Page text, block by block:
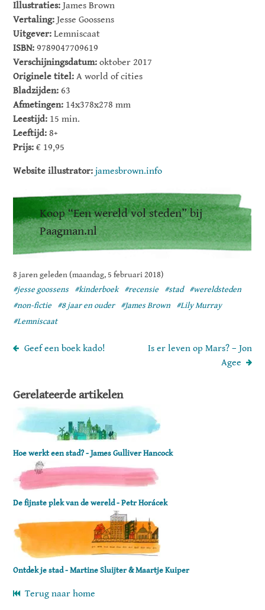
Illustraties: James Brown
Vertaling: Jesse Goossens
Uitgever: Lemniscaat
ISBN: 9789047709619
Verschijningsdatum: oktober 2017
Originele titel: A world of cities
Bladzijden: 63
Afmetingen: 14x378x278 mm
Leestijd: 15 min.
Leeftijd: 8+
Prijs: € 19,95
Website illustrator:jamesbrown.info
Koop “Een wereld vol steden” bij
Paagman.nl
8 jaren geleden (maandag, 5 februari 2018)
#jesse goossens
#kinderboek #recensie #stad
#wereldsteden
#non-fictie
#8 jaar en ouder #James Brown
#Lily Murray
#Lemniscaat
Geef een boek kado!
Is er leven op Mars? – Jon
Agee
Gerelateerde artikelen
Hoe werkt een stad? - James Gulliver Hancock
De fijnste plek van de wereld - Petr Horácek
Ontdek je stad - Martine Sluijter & Maartje Kuiper
Terug naar home